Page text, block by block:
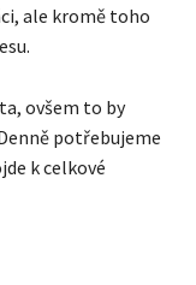
ale kromě toho
ovšem to by
potřebujeme
k celkové